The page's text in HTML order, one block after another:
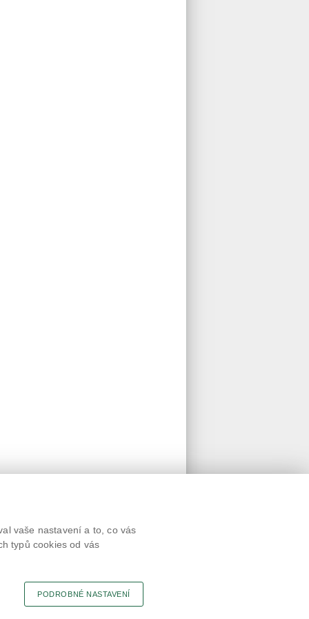
Připomínky
Tisk stránky
vaše nastavení a to, co vás
typů cookies od vás
PODROBNÉ NASTAVENÍ